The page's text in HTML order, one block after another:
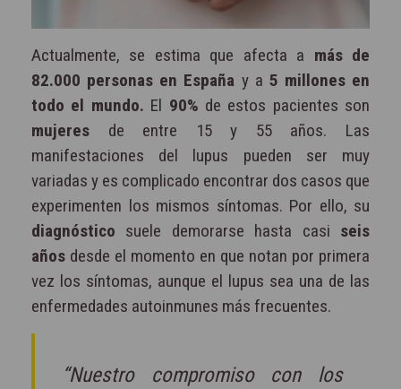
Actualmente, se estima que afecta a más de
82.000 personas en España y a 5 millones en
todo el mundo. El 90% de estos pacientes son
mujeres de entre 15 y 55 años. Las
manifestaciones del lupus pueden ser muy
variadas y es complicado encontrar dos casos que
experimenten los mismos síntomas. Por ello, su
diagnóstico suele demorarse hasta casi seis
años desde el momento en que notan por primera
vez los síntomas, aunque el lupus sea una de las
enfermedades autoinmunes más frecuentes.
“Nuestro compromiso con los